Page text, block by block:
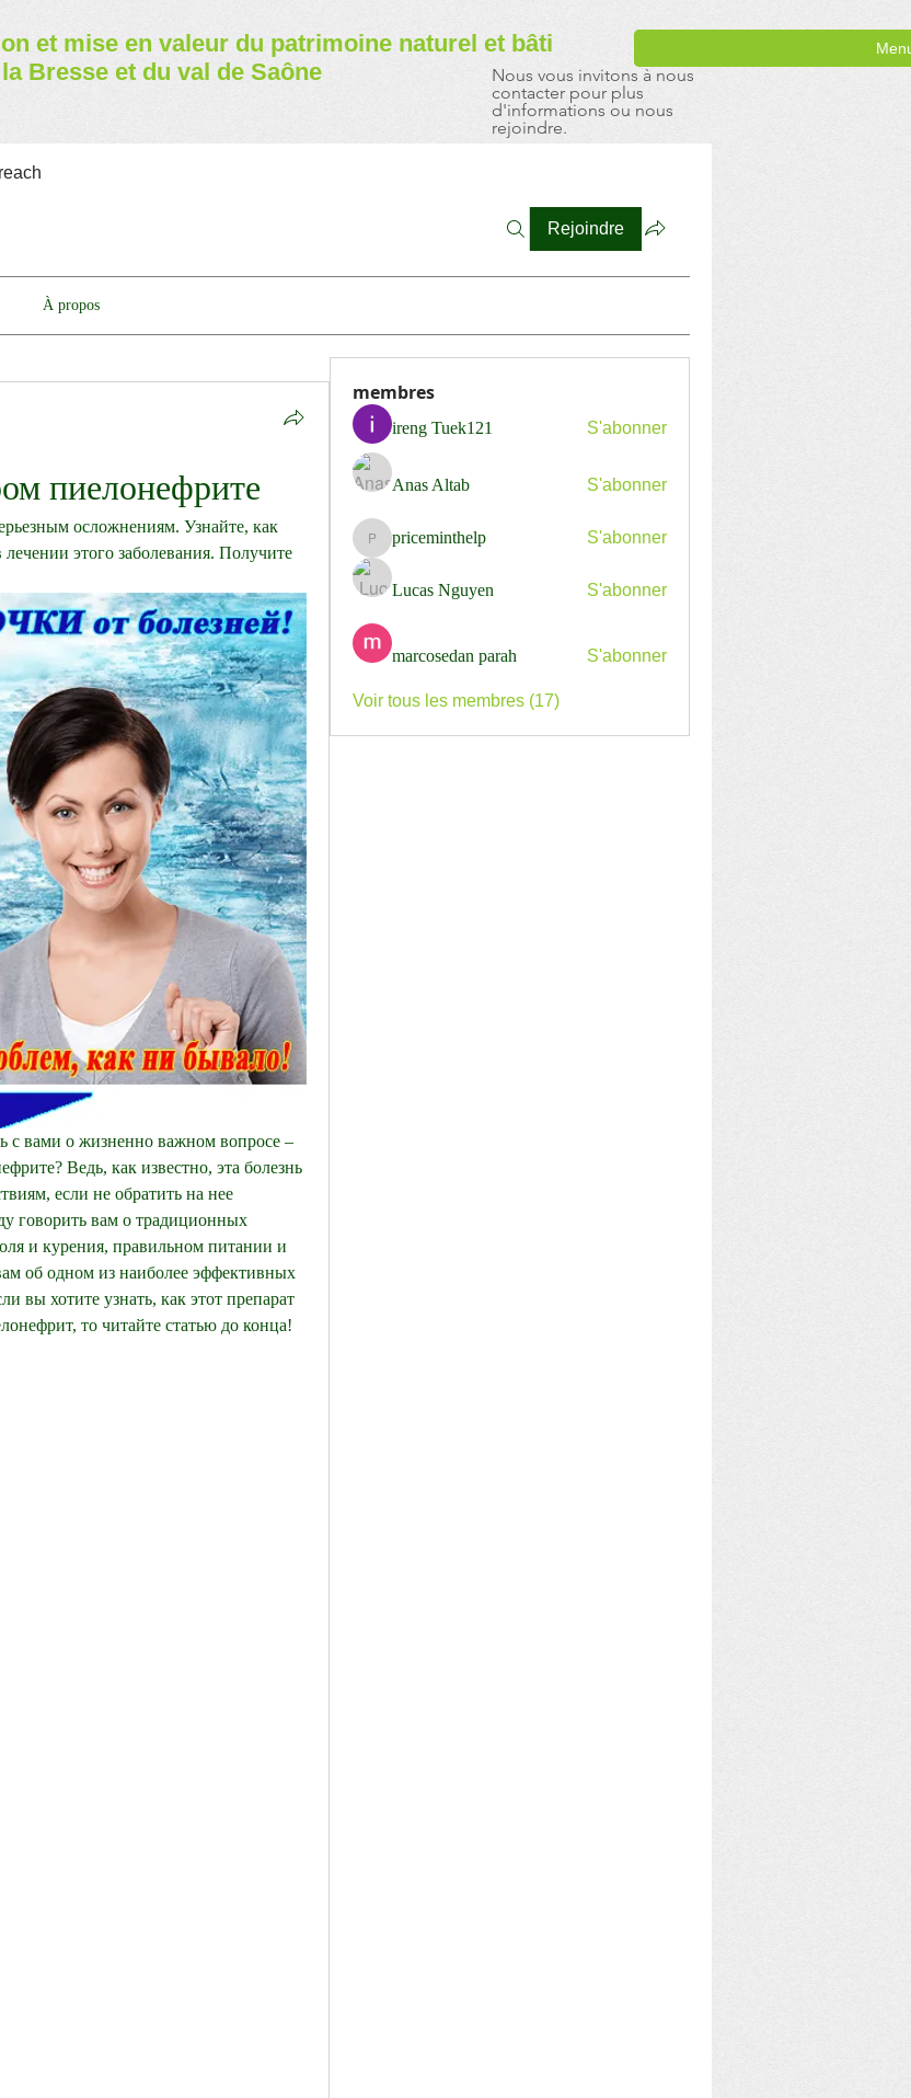
et mise en valeur du patrimoine naturel et bâti
Bresse et du val de Saône
Nous vous invitons à nous
contacter pour plus
d'informations ou nous
rejoindre.
Rejoindre
À propos
пиелонефрите
осложнениям. Узнайте, как
этого заболевания. Получите
с вами о жизненно важном вопросе –
Ведь, как известно, эта болезнь
если не обратить на нее
говорить вам о традиционных
и курения, правильном питании и
об одном из наиболее эффективных
вы хотите узнать, как этот препарат
то читайте статью до конца!
membres
ireng Tuek121 S'abonner
Anas Altab S'abonner
priceminthelp
priceminthelp S'abonner
Lucas Nguyen S'abonner
marcosedan parah S'abonner
Voir tous les membres (17)